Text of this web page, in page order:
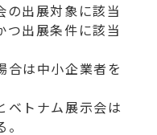
出展対象に該当
つ出展条件に該当
は中小企業者を
トナム展示会は